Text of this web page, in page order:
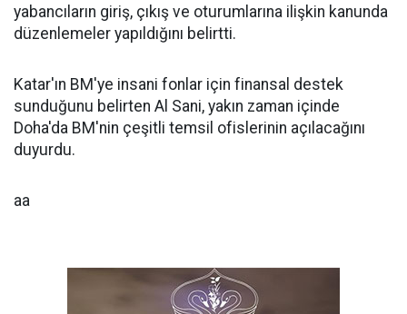
yabancıların giriş, çıkış ve oturumlarına ilişkin kanunda
düzenlemeler yapıldığını belirtti.
Katar'ın BM'ye insani fonlar için finansal destek
sunduğunu belirten Al Sani, yakın zaman içinde
Doha'da BM'nin çeşitli temsil ofislerinin açılacağını
duyurdu.
aa